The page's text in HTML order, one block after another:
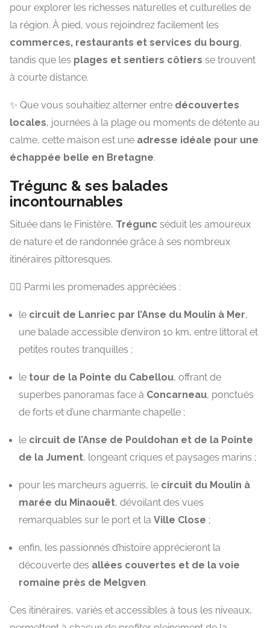
pour explorer les richesses naturelles et culturelles de
la région. À pied, vous rejoindrez facilement les
commerces, restaurants et services du bourg,
tandis que les plages et sentiers côtiers se trouvent
à courte distance.
✨ Que vous souhaitiez alterner entre découvertes
locales, journées à la plage ou moments de détente au
calme, cette maison est une adresse idéale pour une
échappée belle en Bretagne.
Trégunc & ses balades
incontournables
Située dans le Finistère, Trégunc séduit les amoureux
de nature et de randonnée grâce à ses nombreux
itinéraires pittoresques.
🚶‍♂️ Parmi les promenades appréciées :
le circuit de Lanriec par l’Anse du Moulin à Mer,
une balade accessible d’environ 10 km, entre littoral et
petites routes tranquilles ;
le tour de la Pointe du Cabellou, offrant de
superbes panoramas face à Concarneau, ponctués
de forts et d’une charmante chapelle ;
le circuit de l’Anse de Pouldohan et de la Pointe
de la Jument, longeant criques et paysages marins ;
pour les marcheurs aguerris, le circuit du Moulin à
marée du Minaouët, dévoilant des vues
remarquables sur le port et la Ville Close ;
enfin, les passionnés d’histoire apprécieront la
découverte des allées couvertes et de la voie
romaine près de Melgven.
Ces itinéraires, variés et accessibles à tous les niveaux,